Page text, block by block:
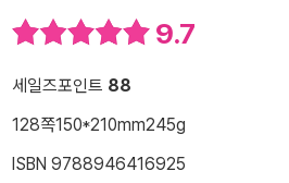
9.7
세일즈포인트 88
128쪽150*210mm245g
ISBN 9788946416925